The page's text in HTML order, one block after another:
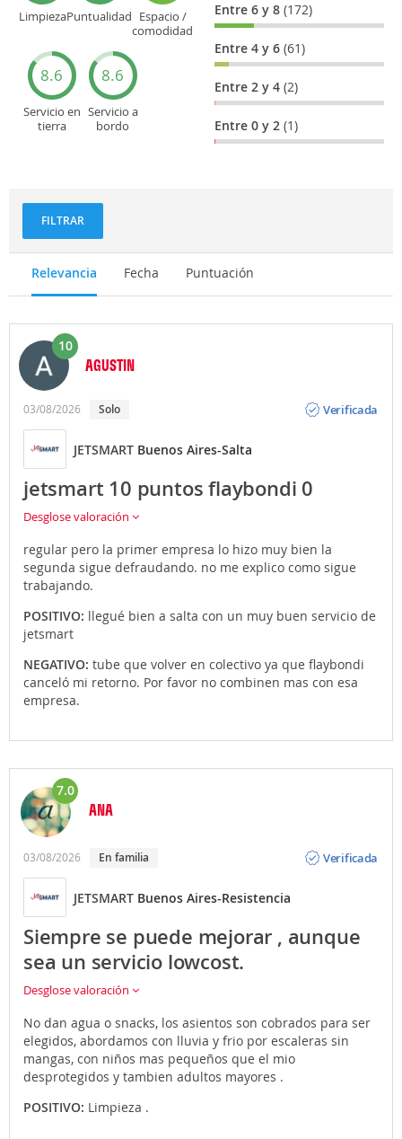
LimpiezaPuntualidad Espacio /
comodidad
8.6
Servicio en
tierra
8.6
Servicio a
bordo
Entre 6 y 8(172)
Entre 4 y 6(61)
Entre 2 y 4(2)
Entre 0 y 2(1)
FILTRAR
Relevancia Fecha Puntuación
10
AGUSTIN
03/08/2026 Solo
Verificada
JETSMART Buenos Aires-Salta
jetsmart 10 puntos flaybondi 0
Desglose valoración
regular pero la primer empresa lo hizo muy bien la
segunda sigue defraudando. no me explico como sigue
trabajando.
POSITIVO: llegué bien a salta con un muy buen servicio de
jetsmart
NEGATIVO: tube que volver en colectivo ya que flaybondi
canceló mi retorno. Por favor no combinen mas con esa
empresa.
7.0
ANA
03/08/2026 En familia
Verificada
JETSMART Buenos Aires-Resistencia
Siempre se puede mejorar , aunque
sea un servicio lowcost.
Desglose valoración
No dan agua o snacks, los asientos son cobrados para ser
elegidos, abordamos con lluvia y frio por escaleras sin
mangas, con niños mas pequeños que el mio
desprotegidos y tambien adultos mayores .
POSITIVO: Limpieza .